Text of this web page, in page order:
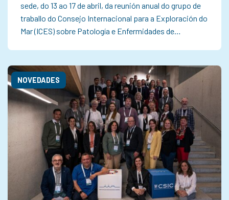
sede, do 13 ao 17 de abril, da reunión anual do grupo de
traballo do Consejo Internacional para a Exploración do
Mar (ICES) sobre Patología e Enfermidades de…
NOVEDADES